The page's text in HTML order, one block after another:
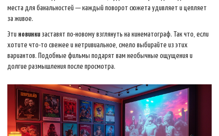
места для банальностей — каждый поворот сюжета удивляет и цепляет
за живое.
Эти новинки заставят по-новому взглянуть на кинематограф. Так что, если
хотите что-то свежее и нетривиальное, смело выбирайте из этих
вариантов. Подобные фильмы подарят вам необычные ощущения и
долгие размышления после просмотра.